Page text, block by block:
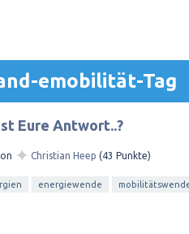
emobilität-Tag
Eure Antwort..?
✦ Christian Heep (43 Punkte)
energiewende